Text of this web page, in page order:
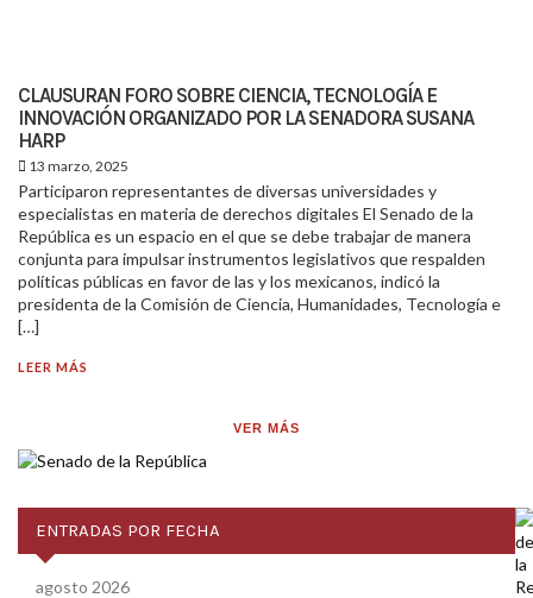
CLAUSURAN FORO SOBRE CIENCIA, TECNOLOGÍA E
INNOVACIÓN ORGANIZADO POR LA SENADORA SUSANA
HARP
13 marzo, 2025
Participaron representantes de diversas universidades y
especialistas en materia de derechos digitales El Senado de la
República es un espacio en el que se debe trabajar de manera
conjunta para impulsar instrumentos legislativos que respalden
políticas públicas en favor de las y los mexicanos, indicó la
presidenta de la Comisión de Ciencia, Humanidades, Tecnología e
[…]
LEER MÁS
VER MÁS
ENTRADAS POR FECHA
agosto 2026